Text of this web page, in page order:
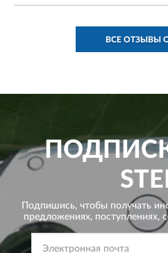
ВСЕ ОТЗЫВЫ
Подпишись, чтобы получать
предложениях, поступлениях,